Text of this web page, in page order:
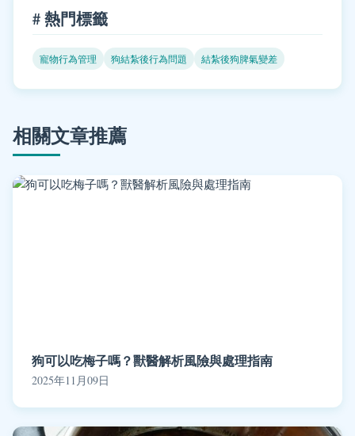
# 熱門標籤
寵物行為管理 狗結紮後行為問題 結紮後狗脾氣變差
相關文章推薦
狗可以吃梅子嗎？獸醫解析風險與處理指南
2025年11月09日